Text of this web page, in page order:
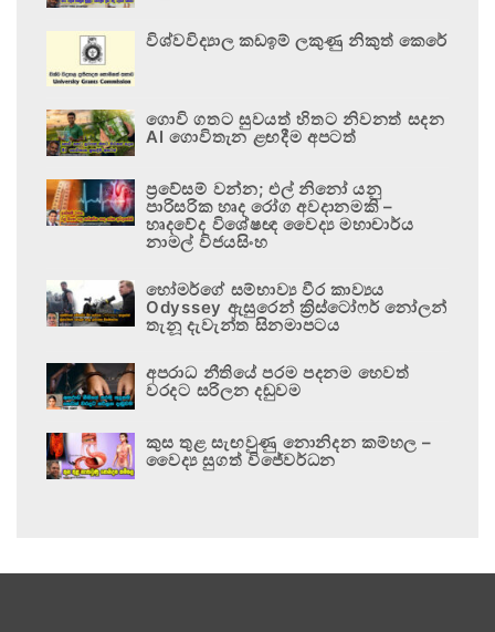
විශ්වවිද්‍යාල කඩඉම් ලකුණු නිකුත් කෙරේ
ගොවි ගතට සුවයත් හිතට නිවනත් සදන
AI ගොවිතැන ළඟදීම අපටත්
ප්‍රවේසම් වන්න; එල් නිනෝ යනු
පාරිසරික හෘද රෝග අවදානමකි –
හෘදවේද විශේෂඥ වෛද්‍ය මහාචාර්ය
නාමල් විජයසිංහ
හෝමර්ගේ සම්භාව්‍ය වීර කාව්‍යය
Odyssey ඇසුරෙන් ක්‍රිස්ටෝෆර් නෝලන්
තැනූ දැවැන්ත සිනමාපටය
අපරාධ නීතියේ පරම පදනම හෙවත්
වරදට සරිලන දඬුවම
කුස තුළ සැඟවුණු නොනිදන කම්හල –
වෛද්‍ය සුගත් විජේවර්ධන